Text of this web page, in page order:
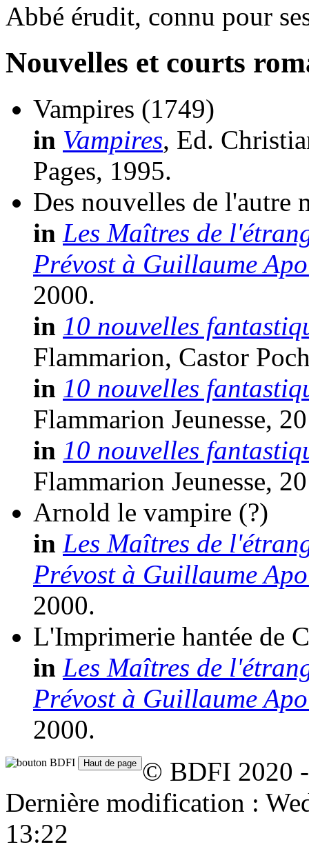
Abbé érudit, connu pour
Nouvelles et courts
Vampires (1749)
in Vampires, Ed.
Pages, 1995.
Des nouvelles de l'autre
in Les Maîtres de
Prévost à Guillaume
2000.
in 10 nouvelles
Flammarion, Castor
in 10 nouvelles
Flammarion Jeunesse,
in 10 nouvelles
Flammarion Jeunesse,
Arnold le vampire (?)
in Les Maîtres de
Prévost à Guillaume
2000.
L'Imprimerie hantée de
in Les Maîtres de
Prévost à Guillaume
2000.
© BDFI 2020
Dernière modification :
13:22